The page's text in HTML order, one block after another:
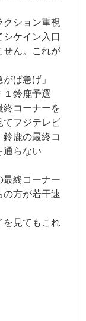
クション重視
ケイン入口
せん。これが
ば急げ」
１鈴鹿予選
コーナーを
てフジテレビ
鹿の最終コ
通らない
終コーナー
方が若干速
を見てもこれ